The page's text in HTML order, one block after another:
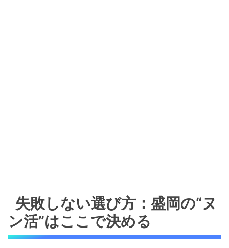
失敗しない選び方：盛岡の“ヌ
ン活”はここで決める